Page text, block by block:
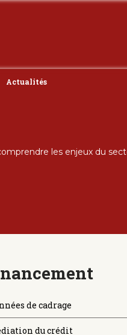
Actualités
les enjeux du
de cadrage
du crédit